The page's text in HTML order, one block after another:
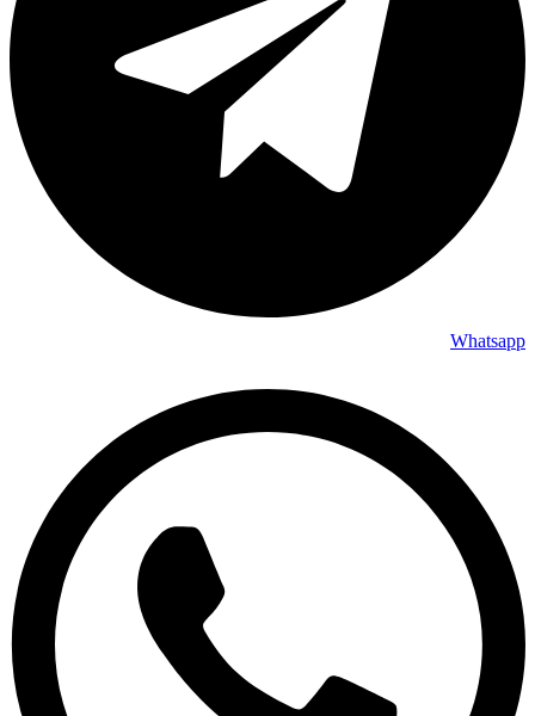
Whatsapp